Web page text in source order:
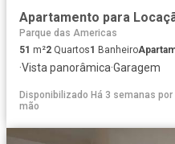
Parque das Americas
51 m²2 Quartos1 Banheiro
·Vista panorâmica·Garagem
Disponibilizado Há 3 semanas por
mão